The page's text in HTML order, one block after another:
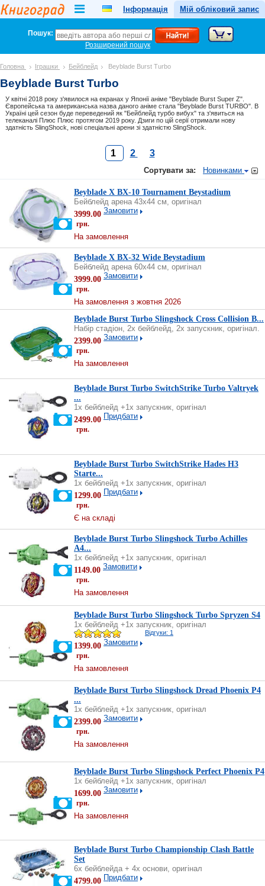
Інформація Мій обліковий запис
Пошук:
Розширений пошук
Головна Іграшки Бейблейд Beyblade Burst Turbo
Beyblade Burst Turbo
У квітні 2018 року з'явилося на екранах у Японії аніме "Beyblade Burst Super Z".
Європейська та американська назва даного аніме стала "Beyblade Burst TURBO". В
Україні цей сезон буде переведений як "Бейблейд турбо вибух" та з'явиться на
телеканалі Плюс Плюс протягом 2019 року. Дзиги по цій серії отримали нову
здатність SlingShock, нові спеціальні арени зі здатністю SlingShock.
1 2 3
Сортувати за: Новинками
Beyblade X BX-10 Tournament Beystadium
Бейблейд арена 43х44 см, оригінал
3999.00
грн.
Замовити
На замовлення
Beyblade X BX-32 Wide Beystadium
Бейблейд арена 60х44 см, оригінал
3999.00
грн.
Замовити
На замовлення з жовтня 2026
Beyblade Burst Turbo Slingshock Cross Collision B...
Набір стадіон, 2х бейблейд, 2х запускник, оригінал.
2399.00
грн.
Замовити
На замовлення
Beyblade Burst Turbo SwitchStrike Turbo Valtryek
...
1х бейблейд +1х запускник, оригінал
2499.00
грн.
Придбати
Beyblade Burst Turbo SwitchStrike Hades H3
Starte...
1х бейблейд +1х запускник, оригінал
1299.00
грн.
Придбати
Є на складі
Beyblade Burst Turbo Slingshock Turbo Achilles
A4...
1х бейблейд +1х запускник, оригінал
1149.00
грн.
Замовити
На замовлення
Beyblade Burst Turbo Slingshock Turbo Spryzen S4
1х бейблейд +1х запускник, оригінал
Відгуки: 1
1399.00
грн.
Замовити
На замовлення
Beyblade Burst Turbo Slingshock Dread Phoenix P4
...
1х бейблейд +1х запускник, оригінал
2399.00
грн.
Замовити
На замовлення
Beyblade Burst Turbo Slingshock Perfect Phoenix P4
1х бейблейд +1х запускник, оригінал
1699.00
грн.
Замовити
На замовлення
Beyblade Burst Turbo Championship Clash Battle
Set
6х бейблейда + 4х основи, оригінал
4799.00 Придбати